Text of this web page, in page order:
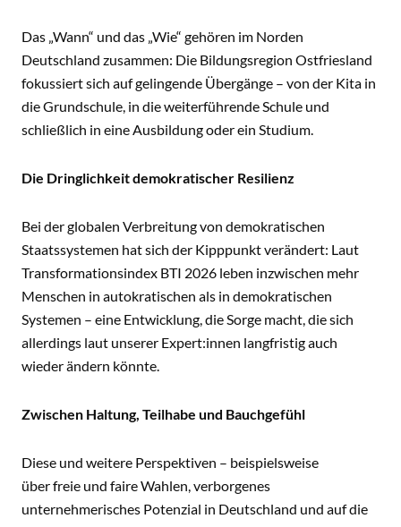
Das „Wann“ und das „Wie“ gehören im Norden
Deutschland zusammen: Die Bildungsregion Ostfriesland
fokussiert sich auf gelingende Übergänge – von der Kita in
die Grundschule, in die weiterführende Schule und
schließlich in eine Ausbildung oder ein Studium.
Die Dringlichkeit demokratischer Resilienz
Bei der globalen Verbreitung von demokratischen
Staatssystemen hat sich der Kipppunkt verändert: Laut
Transformationsindex BTI 2026 leben inzwischen mehr
Menschen in autokratischen als in demokratischen
Systemen – eine Entwicklung, die Sorge macht, die sich
allerdings laut unserer Expert:innen langfristig auch
wieder ändern könnte.
Zwischen Haltung, Teilhabe und Bauchgefühl
Diese und weitere Perspektiven – beispielsweise
über freie und faire Wahlen, verborgenes
unternehmerisches Potenzial in Deutschland und auf die